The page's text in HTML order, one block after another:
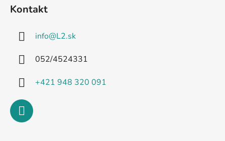
Kontakt
info@L2.sk
052/4524331
+421 948 320 091